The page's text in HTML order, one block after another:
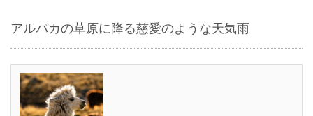
アルパカの草原に降る慈愛のような天気雨